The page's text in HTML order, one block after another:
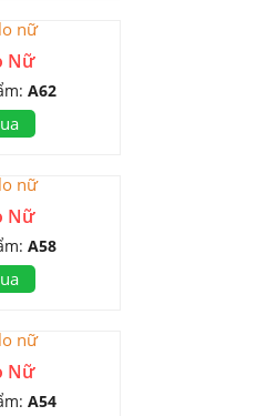
Nữ
A62
Nữ
A58
Nữ
A54